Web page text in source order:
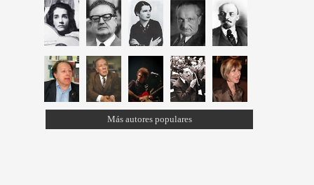
Más autores populares